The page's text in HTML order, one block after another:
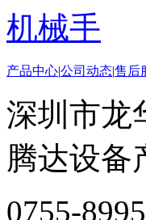
机械手
产品中心|公司动态|售后
深圳市龙
腾达设备
0755-